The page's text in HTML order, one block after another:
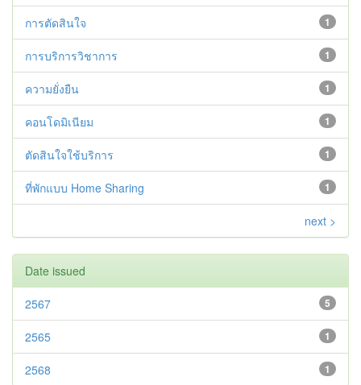
1
การตัดสินใจ
1
การบริการวิชาการ
1
ความยั่งยืน
1
คอนโดมิเนียม
1
ตัดสินใจใช้บริการ
1
ที่พักแบบ Home Sharing
next >
Date issued
5
2567
1
2565
1
2568